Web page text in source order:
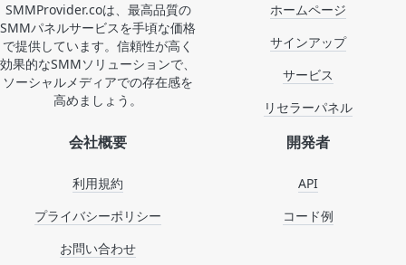
SMMProvider.coは、最高品質の
SMMパネルサービスを手頃な価格
で提供しています。信頼性が高く
効果的なSMMソリューションで、
ソーシャルメディアでの存在感を
高めましょう。
ホームページ
サインアップ
サービス
リセラーパネル
会社概要
利用規約
プライバシーポリシー
お問い合わせ
開発者
API
コード例